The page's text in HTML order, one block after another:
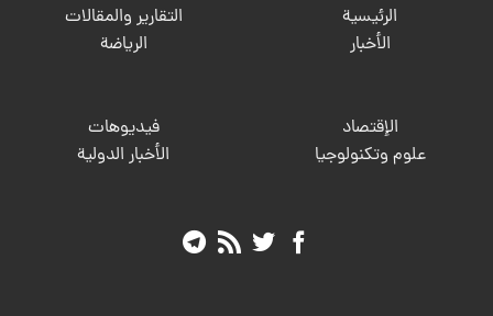
الرئيسية
الأخبار
التقارير والمقالات
الریاضة
الإقتصاد
علوم وتكنولوجيا
فيديوهات
الأخبار الدولية